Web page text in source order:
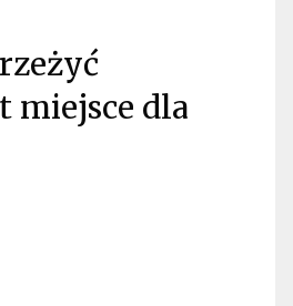
miejsce dla